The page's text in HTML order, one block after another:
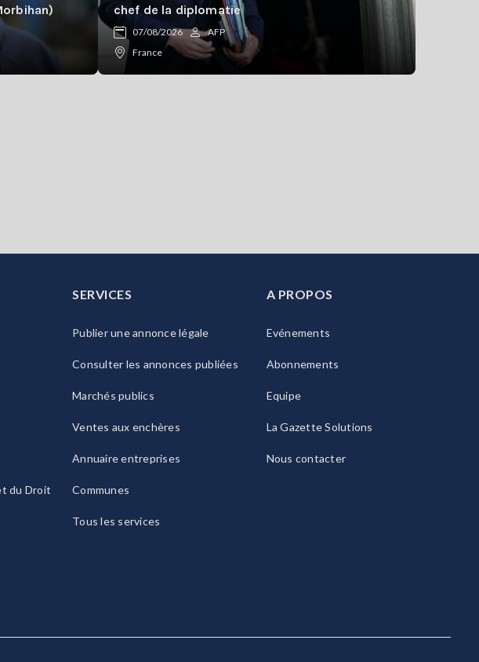
chef de la diplomatie
07/08/2026
AFP
France
du Droit
SERVICES
Publier une annonce légale
Consulter les annonces publiées
Marchés publics
Ventes aux enchères
Annuaire entreprises
Communes
Tous les services
A PROPOS
Evénements
Abonnements
Equipe
La Gazette Solutions
Nous contacter